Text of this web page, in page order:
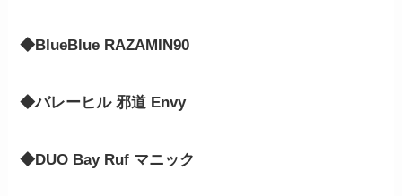
◆BlueBlue RAZAMIN90
◆バレーヒル 邪道 Envy
◆DUO Bay Ruf マニック